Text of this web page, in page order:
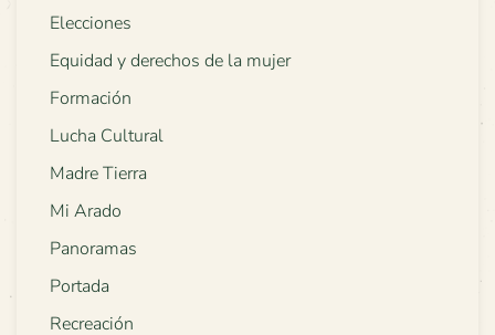
Elecciones
Equidad y derechos de la mujer
Formación
Lucha Cultural
Madre Tierra
Mi Arado
Panoramas
Portada
Recreación